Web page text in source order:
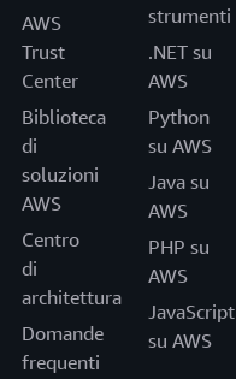
AWS
Trust
Center
Biblioteca
di
soluzioni
AWS
Centro
di
architettura
Domande
frequenti
strumenti
.NET su
AWS
Python
su AWS
Java su
AWS
PHP su
AWS
JavaScript
su AWS